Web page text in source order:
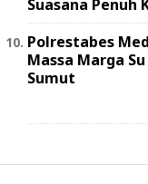
Suasana Penuh
Polrestabes
Massa Marga
Sumut